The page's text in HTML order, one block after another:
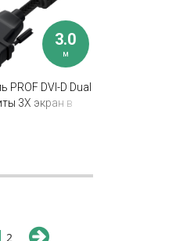
3.0
м
PROF DVI-D Dual
3Х экран в
2